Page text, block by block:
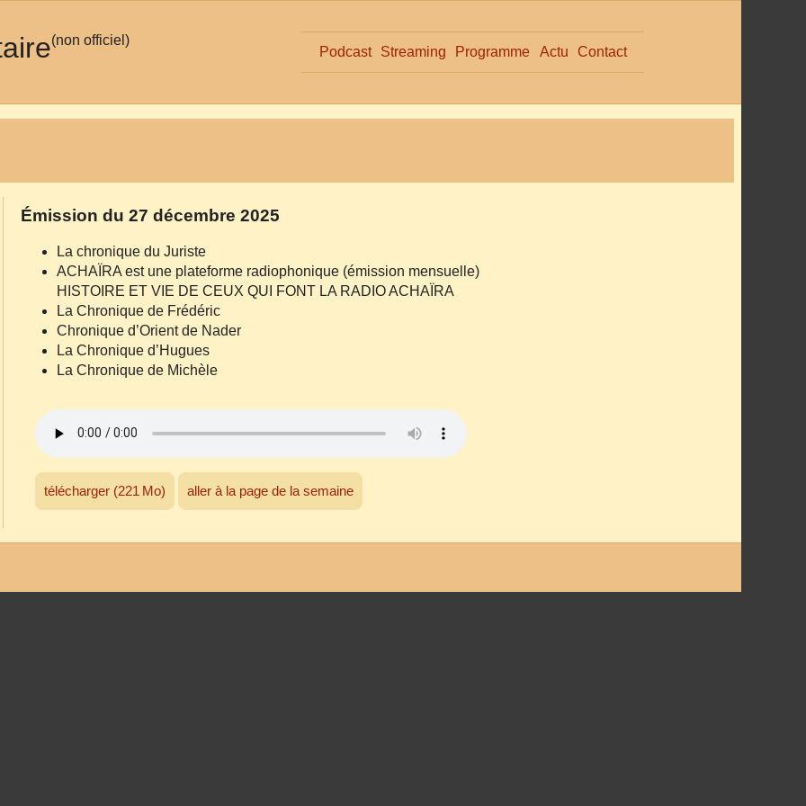
(non officiel)
Podcast Streaming Programme Actu Contact
Émission du 27 décembre 2025
La chronique du Juriste
ACHAÏRA est une plateforme radiophonique (émission mensuelle)
HISTOIRE ET VIE DE CEUX QUI FONT LA RADIO ACHAÏRA
La Chronique de Frédéric
Chronique d’Orient de Nader
La Chronique d’Hugues
La Chronique de Michèle
télécharger (221 Mo) aller à la page de la semaine